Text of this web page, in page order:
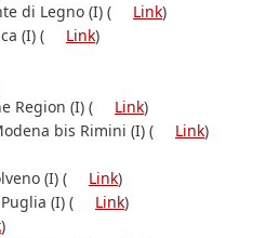
di Legno (I) ( Link)
(I) ( Link)
Region (I) ( Link)
bis Rimini (I) ( Link)
(I) ( Link)
(I) ( Link)
)